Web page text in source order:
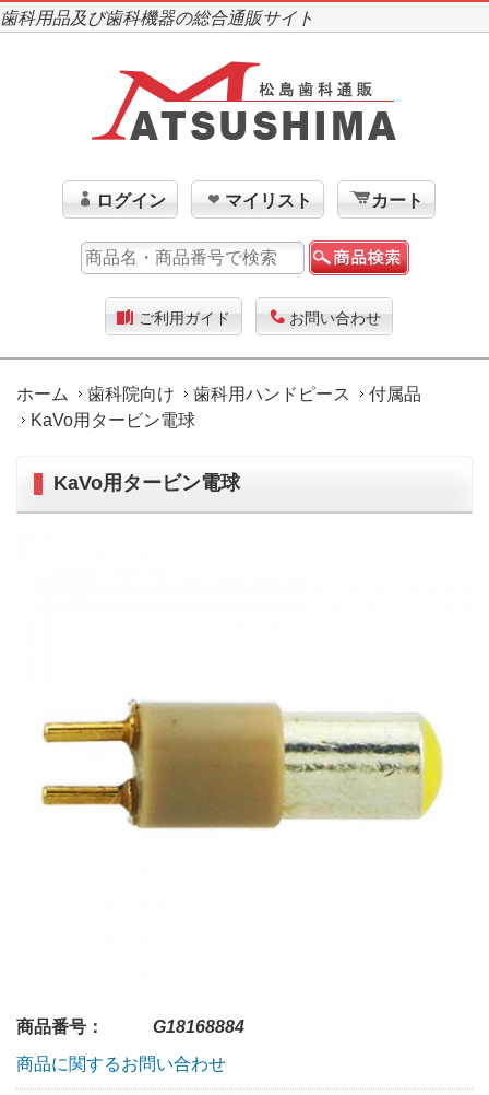
歯科用品及び歯科機器の総合通販サイト
ログイン マイリスト カート
ご利用ガイド お問い合わせ
ホーム 歯科院向け 歯科用ハンドピース
付属品
KaVo用タービン電球
KaVo用タービン電球
商品番号：
G18168884
商品に関するお問い合わせ